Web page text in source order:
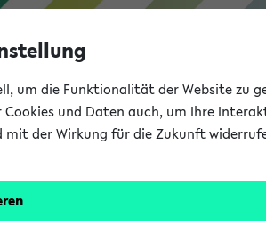
Anmeldung am System zur
um die Funktionalität der Website zu
und Daten auch, um Ihre
mit der Wirkung für die Zukunft